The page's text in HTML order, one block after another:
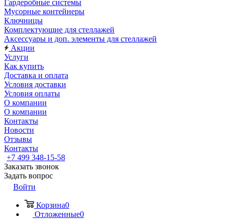
Гардеробные системы
Мусорные контейнеры
Ключницы
Комплектующие для стеллажей
Аксессуары и доп. элементы для стеллажей
Акции
Услуги
Как купить
Доставка и оплата
Условия доставки
Условия оплаты
О компании
О компании
Контакты
Новости
Отзывы
Контакты
+7 499 348-15-58
Заказать звонок
Задать вопрос
Войти
Корзина0
Отложенные0